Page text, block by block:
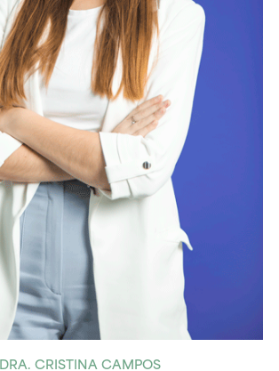
DRA. CRISTINA CAMPOS